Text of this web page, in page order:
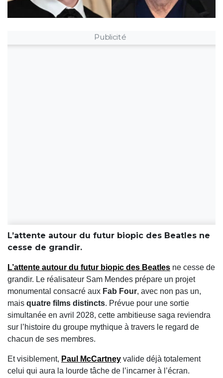
Publicité
L’attente autour du futur biopic des Beatles ne
cesse de grandir.
L’attente autour du futur biopic des Beatles ne cesse de
grandir. Le réalisateur Sam Mendes prépare un projet
monumental consacré aux Fab Four, avec non pas un,
mais quatre films distincts. Prévue pour une sortie
simultanée en avril 2028, cette ambitieuse saga reviendra
sur l’histoire du groupe mythique à travers le regard de
chacun de ses membres.
Et visiblement, Paul McCartney valide déjà totalement
celui qui aura la lourde tâche de l’incarner à l’écran.